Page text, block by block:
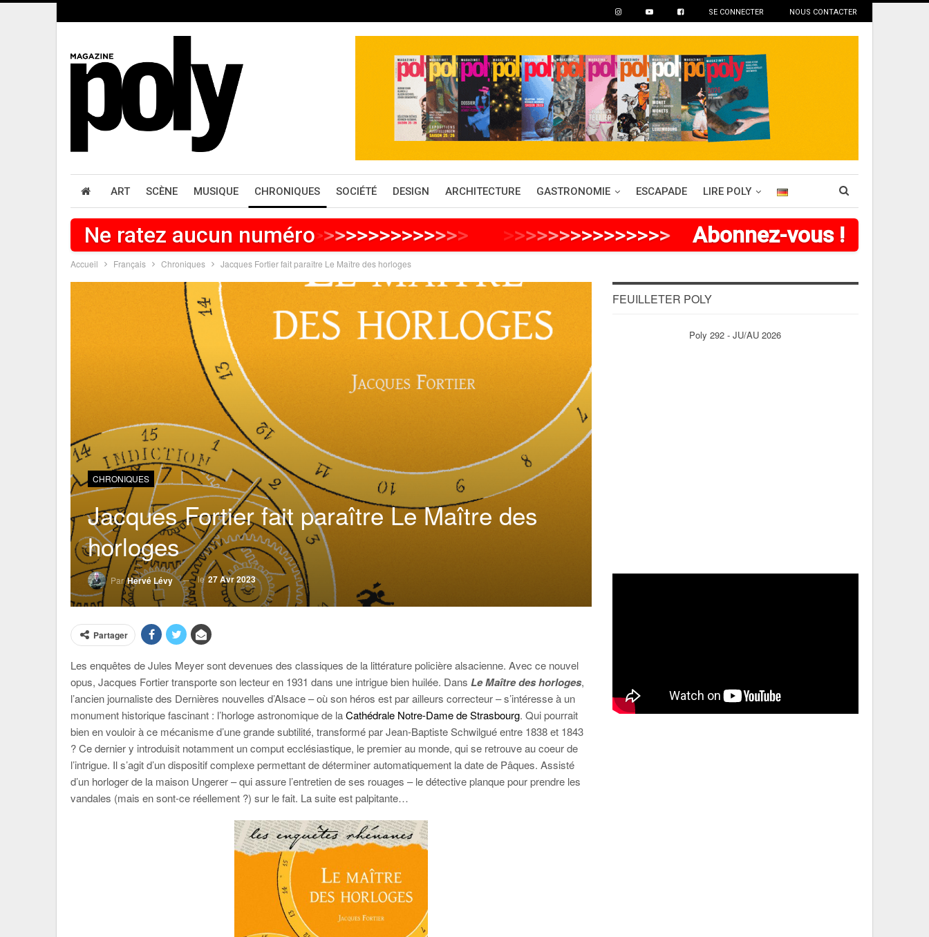
SE CONNECTER NOUS CONTACTER
ART SCÈNE MUSIQUE CHRONIQUES SOCIÉTÉ DESIGN ARCHITECTURE GASTRONOMIE ESCAPADE LIRE POLY
Ne ratez aucun numéro>>>>>>>>>>>>>> >>>>>>> >>>>>>> Abonnez-vous !
Accueil Français Chroniques Jacques Fortier fait paraître Le Maître des horloges
CHRONIQUES
Jacques Fortier fait paraître Le Maître des
horloges
ParHervé Lévy le27 Avr 2023
Partager
Les enquêtes de Jules Meyer sont devenues des classiques de la littérature policière alsacienne. Avec ce nouvel
opus, Jacques Fortier transporte son lecteur en 1931 dans une intrigue bien huilée. Dans Le Maître des horloges,
l’ancien journaliste des Dernières nouvelles d’Alsace – où son héros est par ailleurs correcteur – s’intéresse à un
monument historique fascinant : l’horloge astronomique de laCathédrale Notre-Dame de Strasbourg. Qui pourrait
bien en vouloir à ce mécanisme d’une grande subtilité, transformé par Jean-Baptiste Schwilgué entre 1838 et 1843
? Ce dernier y introduisit notamment un comput ecclésiastique, le premier au monde, qui se retrouve au coeur de
l’intrigue. Il s’agit d’un dispositif complexe permettant de déterminer automatiquement la date de Pâques. Assisté
d’un horloger de la maison Ungerer – qui assure l’entretien de ses rouages – le détective planque pour prendre les
vandales (mais en sont-ce réellement ?) sur le fait. La suite est palpitante…
FEUILLETER POLY
Poly 292 - JU/AU 2026